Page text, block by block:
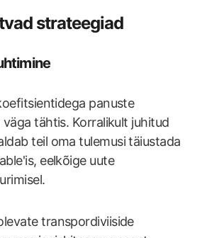
strateegiad
panuste
tähtis. Korralikult juhitud
teil oma tulemusi täiustada
eelkõige uute
transpordiviiside